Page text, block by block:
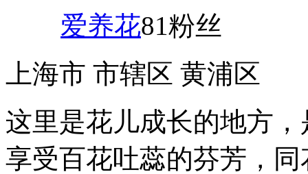
爱养花81粉丝
上海市 市辖区 黄浦区
这里是花儿成长的地方
享受百花吐蕊的芬芳，